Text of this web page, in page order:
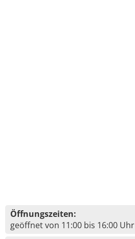
Öffnungszeiten:
geöffnet von 11:00 bis 16:00 Uhr